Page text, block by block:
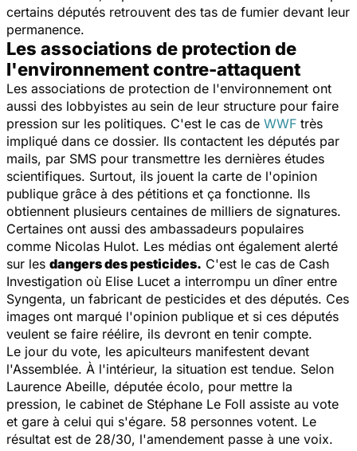
certains députés retrouvent des tas de fumier devant leur
permanence.
Les associations de protection de
l'environnement contre-attaquent
Les associations de protection de l'environnement ont
aussi des lobbyistes au sein de leur structure pour faire
pression sur les politiques. C'est le cas de WWF très
impliqué dans ce dossier. Ils contactent les députés par
mails, par SMS pour transmettre les dernières études
scientifiques. Surtout, ils jouent la carte de l'opinion
publique grâce à des pétitions et ça fonctionne. Ils
obtiennent plusieurs centaines de milliers de signatures.
Certaines ont aussi des ambassadeurs populaires
comme Nicolas Hulot. Les médias ont également alerté
sur les dangers des pesticides. C'est le cas de Cash
Investigation où Elise Lucet a interrompu un dîner entre
Syngenta, un fabricant de pesticides et des députés. Ces
images ont marqué l'opinion publique et si ces députés
veulent se faire réélire, ils devront en tenir compte.
Le jour du vote, les apiculteurs manifestent devant
l'Assemblée. À l'intérieur, la situation est tendue. Selon
Laurence Abeille, députée écolo, pour mettre la
pression, le cabinet de Stéphane Le Foll assiste au vote
et gare à celui qui s'égare. 58 personnes votent. Le
résultat est de 28/30, l'amendement passe à une voix.